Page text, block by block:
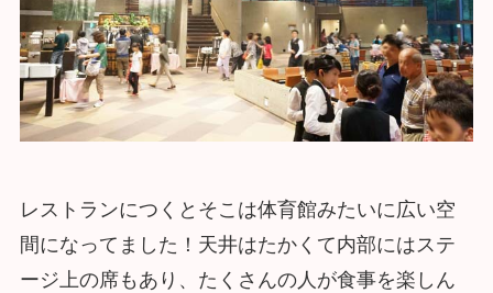
レストランにつくとそこは体育館みたいに広い空
間になってました！天井はたかくて内部にはステ
ージ上の席もあり、たくさんの人が食事を楽しん